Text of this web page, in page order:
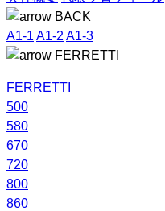
BACK
A1-1 A1-2 A1-3
FERRETTI
FERRETTI
500
580
670
720
800
860